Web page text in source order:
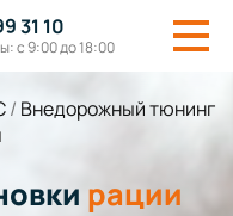
31 10
с 9:00 до 18:00
/ Внедорожный тюнинг
рации